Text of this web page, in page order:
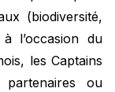
(biodiversité,
l’occasion du
les Captains
ou